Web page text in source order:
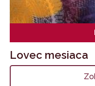
Lovec mesiaca